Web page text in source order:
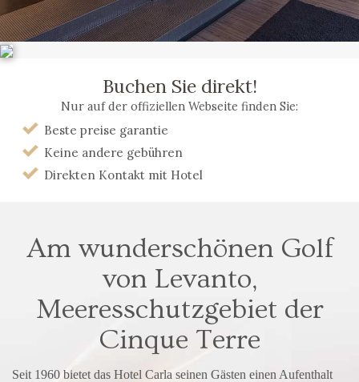
Buchen Sie direkt!
Nur auf der offiziellen Webseite finden Sie:
Beste preise garantie
Keine andere gebühren
Direkten Kontakt mit Hotel
Am wunderschönen Golf
von Levanto,
Meeresschutzgebiet der
Cinque Terre
Seit 1960 bietet das Hotel Carla seinen Gästen einen Aufenthalt